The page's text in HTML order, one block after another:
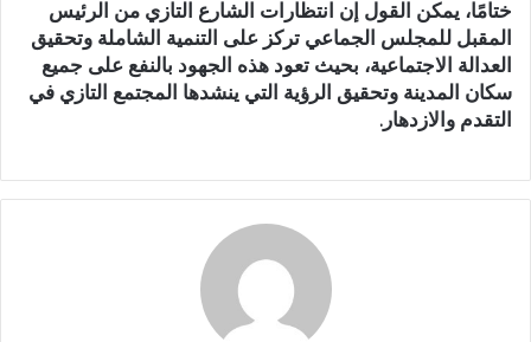
ختامًا، يمكن القول إن انتظارات الشارع التازي من الرئيس
المقبل للمجلس الجماعي تركز على التنمية الشاملة وتحقيق
العدالة الاجتماعية، بحيث تعود هذه الجهود بالنفع على جميع
سكان المدينة وتحقيق الرؤية التي ينشدها المجتمع التازي في
التقدم والازدهار.